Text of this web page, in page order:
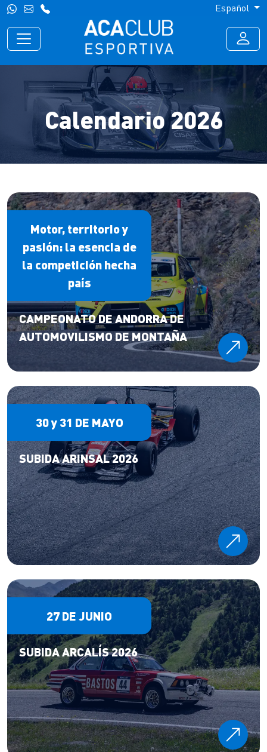
Español
Calendario 2026
Motor, territorio y
pasión: la esencia de
la competición hecha
país
CAMPEONATO DE ANDORRA DE
AUTOMOVILISMO DE MONTAÑA
30 y 31 DE MAYO
SUBIDA ARINSAL 2026
27 DE JUNIO
SUBIDA ARCALÍS 2026